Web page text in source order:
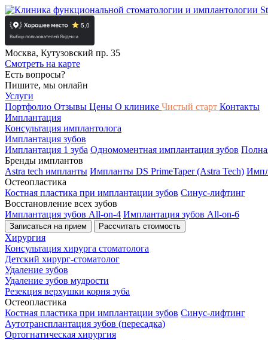
Москва, Кутузовский пр. 35
Смотреть на карте
Есть вопросы?
Пишите, мы онлайн
Услуги
Портфолио Отзывы Цены О клинике Чистый старт Контакты
Имплантация
Консультация имплантолога
Имплантация зубов
Имплантация 1 зуба Одномоментная имплантация зубов
Бренды имплантов
Astra tech импланты Импланты DS PrimeTaper (Astra Tech)
Остеопластика
Костная пластика при имплантации зубов Синус-лифтинг
Восстановление всех зубов
Имплантация зубов All-on-4 Имплантация зубов All-on-6
Записаться на прием Рассчитать стоимость
Хирургия
Консультация хирурга стоматолога
Детский хирург-стоматолог
Удаление зубов
Удаление зубов мудрости
Резекция верхушки корня зуба
Остеопластика
Костная пластика при имплантации зубов Синус-лифтинг
Аутотрансплантация зубов (пересадка)
Ортогнатическая хирургия